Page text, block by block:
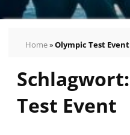
Home»Olympic Test Event
Schlagwort:
Test Event